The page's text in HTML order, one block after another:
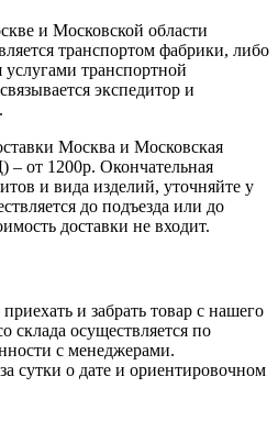
и Московской области
транспортом фабрики, либо
услугами транспортной
экспедитор и
Москва и Московская
от 1200р. Окончательная
и вида изделий, уточняйте у
до подъезда или до
доставки не входит.
и забрать товар с нашего
склада осуществляется по
с менеджерами.
сутки о дате и ориентировочном